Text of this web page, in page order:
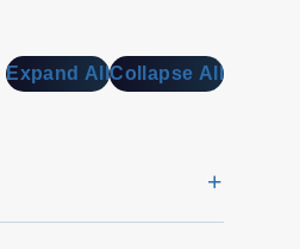
Expand AllCollapse All